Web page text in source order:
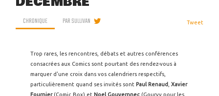
CHRONIQUE PARSULLIVAN Tweet
Trop rares, les rencontres, débats et autres conférences
consacrées aux Comics sont pourtant des rendez-vous à
marquer d'une croix dans vos calendriers respectifs,
particulièrement quand ses invités sont Paul Renaud
Xavier
Fournier(Comic Box) et Noel Gouvernnec (Gourvy pour les